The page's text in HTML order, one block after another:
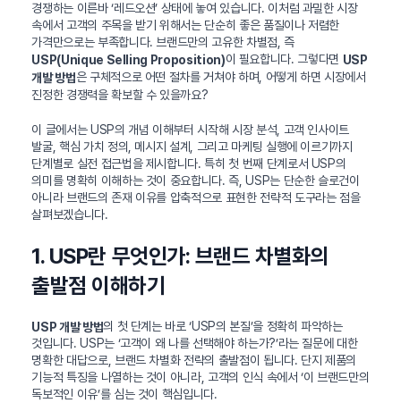
경쟁하는 이른바 ‘레드오션’ 상태에 놓여 있습니다. 이처럼 과밀한 시장
속에서 고객의 주목을 받기 위해서는 단순히 좋은 품질이나 저렴한
가격만으로는 부족합니다. 브랜드만의 고유한 차별점, 즉
USP(Unique Selling Proposition)이 필요합니다. 그렇다면 USP
개발 방법은 구체적으로 어떤 절차를 거쳐야 하며, 어떻게 하면 시장에서
진정한 경쟁력을 확보할 수 있을까요?
이 글에서는 USP의 개념 이해부터 시작해 시장 분석, 고객 인사이트
발굴, 핵심 가치 정의, 메시지 설계, 그리고 마케팅 실행에 이르기까지
단계별로 실전 접근법을 제시합니다. 특히 첫 번째 단계로서 USP의
의미를 명확히 이해하는 것이 중요합니다. 즉, USP는 단순한 슬로건이
아니라 브랜드의 존재 이유를 압축적으로 표현한 전략적 도구라는 점을
살펴보겠습니다.
1. USP란 무엇인가: 브랜드 차별화의
출발점 이해하기
USP 개발 방법의 첫 단계는 바로 ‘USP의 본질’을 정확히 파악하는
것입니다. USP는 ‘고객이 왜 나를 선택해야 하는가?’라는 질문에 대한
명확한 대답으로, 브랜드 차별화 전략의 출발점이 됩니다. 단지 제품의
기능적 특징을 나열하는 것이 아니라, 고객의 인식 속에서 ‘이 브랜드만의
독보적인 이유’를 심는 것이 핵심입니다.